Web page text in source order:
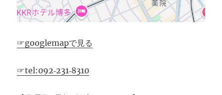
☞googlemapで見る
☞tel:092‐231‐8310